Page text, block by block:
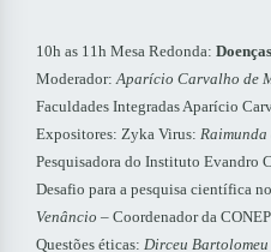
10h as 11h Mesa Redonda:
Moderador:Aparício Carvalho de
Faculdades Integradas Aparício
Expositores: Zyka Virus: Raimunda
Pesquisadora do Instituto Evandro
Desafio para a pesquisa científica
Venâncio – Coordenador da
Questões éticas: Dirceu Bartolomeu